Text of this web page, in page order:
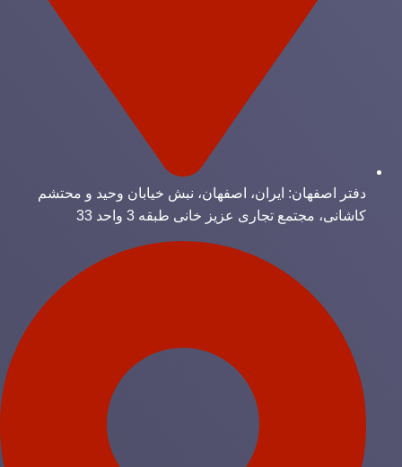
دفتر اصفهان: ایران، اصفهان، نبش خیابان وحید و محتشم
کاشانی، مجتمع تجاری عزیز خانی طبقه 3 واحد 33